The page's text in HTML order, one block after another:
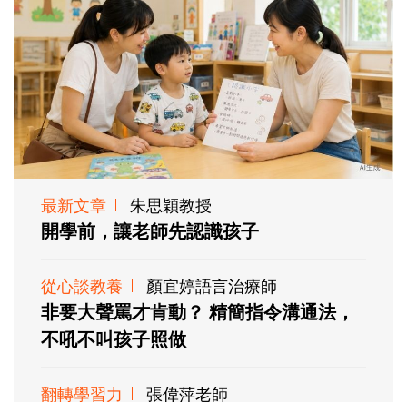
最新文章 朱思穎教授
開學前，讓老師先認識孩子
從心談教養 顏宜婷語言治療師
非要大聲罵才肯動？ 精簡指令溝通法，
不吼不叫孩子照做
翻轉學習力 張偉萍老師